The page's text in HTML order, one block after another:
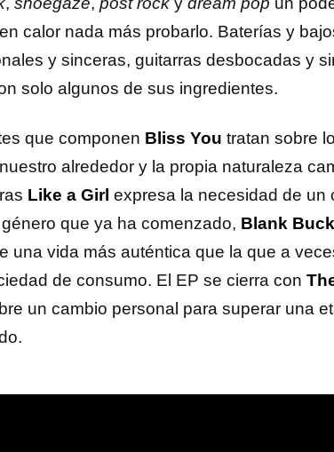
calor nada más probarlo. Baterías y
y sinceras, guitarras desbocadas y
solo algunos de sus ingredientes.
que componen Bliss You tratan sobre
alrededor y la propia naturaleza
Like a Girl expresa la necesidad de un
que ya ha comenzado, Blank
una vida más auténtica que la que a
de consumo. El EP se cierra con
un cambio personal para superar una